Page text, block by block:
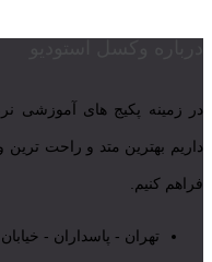
در زمینه پکیج های آموزشی
داریم بهترین متد و راحت
فراهم کنیم.
تهران - پاسداران - خیابان بوستان 5 -